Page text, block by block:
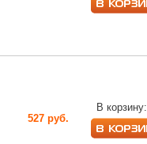
527 руб.
В корзину: